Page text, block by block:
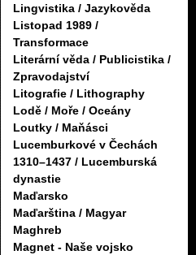
Lingvistika / Jazykověda
Listopad 1989 /
Transformace
Literární věda / Publicistika /
Zpravodajství
Litografie / Lithography
Lodě / Moře / Oceány
Loutky / Maňásci
Lucemburkové v Čechách
1310–1437 / Lucemburská
dynastie
Maďarsko
Maďarština / Magyar
Maghreb
Magnet - Naše vojsko